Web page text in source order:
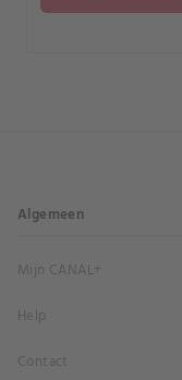
Algemeen
Mijn CANAL+
Help
Contact